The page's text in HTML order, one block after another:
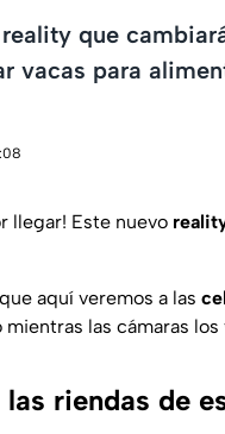
que
vacas para
llegar! Este nuevo
aquí veremos a las
mientras las cámaras los
riendas de